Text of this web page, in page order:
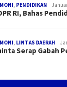
, PENDIDIKAN
RI, Bahas
, LINTAS DAERAH
Serap Gabah